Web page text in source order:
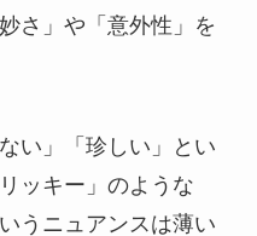
さ」や「意外性」を
い」「珍しい」とい
ッキー」のような
うニュアンスは薄い